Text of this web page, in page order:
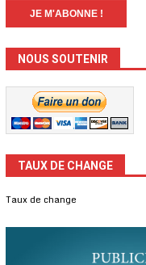
NOUS SOUTENIR
TAUX DE CHANGE
Taux de change